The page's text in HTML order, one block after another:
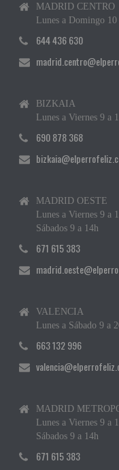
MADRID CENTRO
Lunes a Domingo
644 436 630
BIZKAIA
Lunes a Viernes 9 a
690 878 368
MADRID OESTE
Lunes a Viernes 9 a
Sábados 9 a 14h
671 615 383
VALENCIA
Lunes a Sábado 9 a
663 132 996
MADRID
Lunes a Viernes 9 a
Sábados 9 a 14h
671 615 383